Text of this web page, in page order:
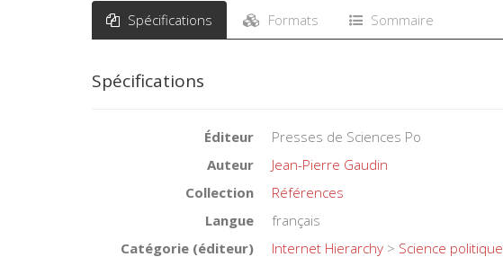
Spécifications Formats Sommaire
Spécifications
Éditeur
Presses de Sciences Po
Auteur
Jean-Pierre Gaudin
Collection
Références
Langue
français
Catégorie (éditeur)
Internet Hierarchy > Science politique